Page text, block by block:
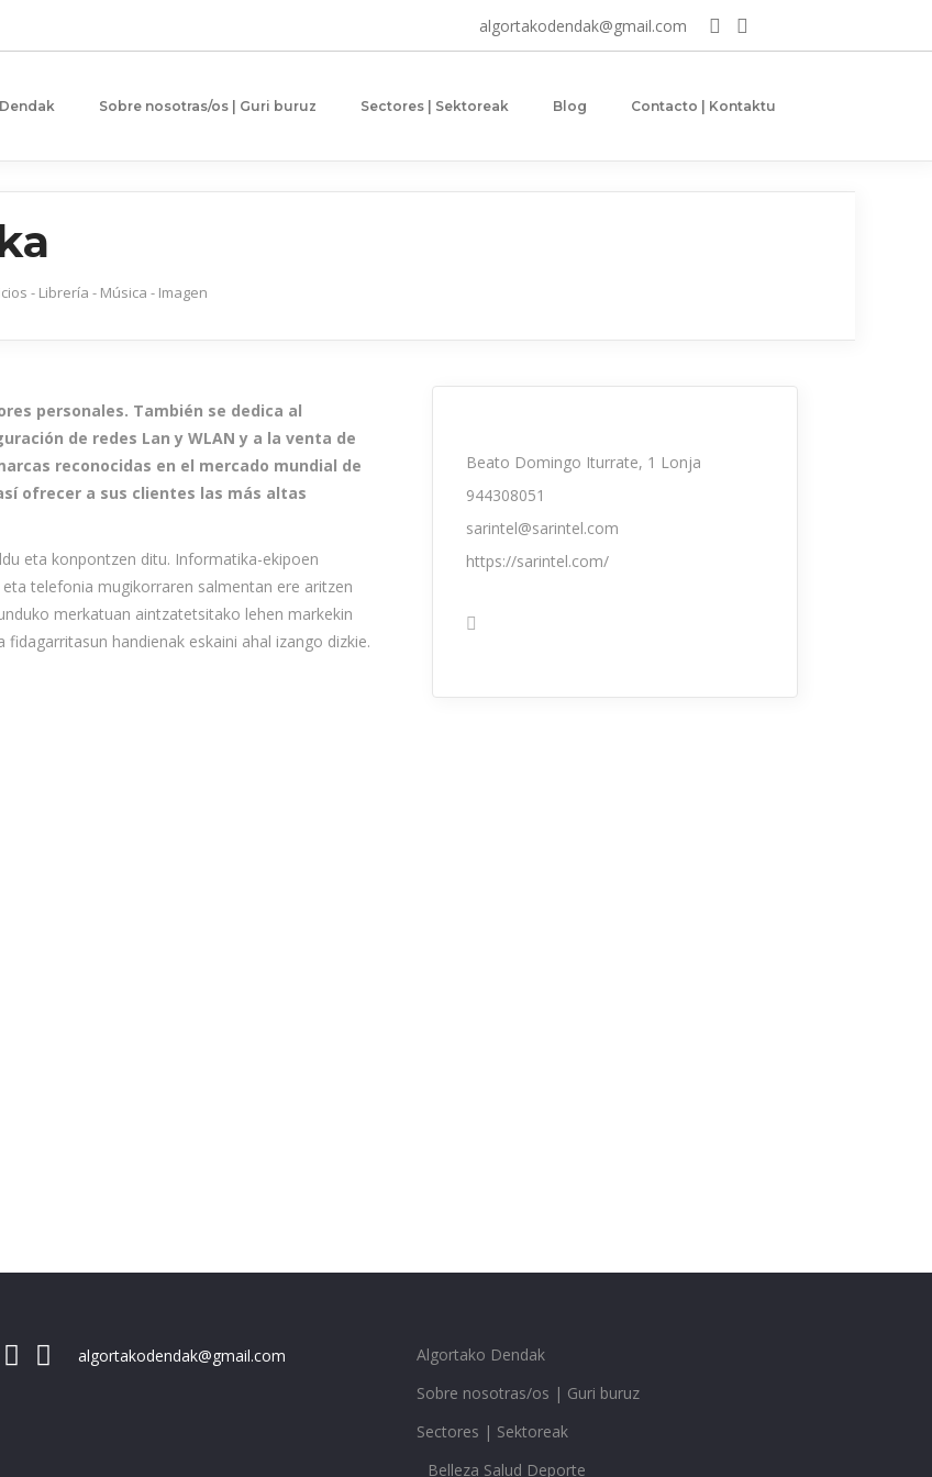
algortakodendak@gmail.com
Sobre nosotras/os | Guri buruz Sectores | Sektoreak Blog Contacto | Kontaktu
- Librería - Música - Imagen
personales. También se dedica al
de redes Lan y WLAN y a la venta de
reconocidas en el mercado mundial de
ofrecer a sus clientes las más altas
eta konpontzen ditu. Informatika-ekipoen
telefonia mugikorraren salmentan ere aritzen
merkatuan aintzatetsitako lehen markekin
handienak eskaini ahal izango dizkie.
Beato Domingo Iturrate, 1 Lonja
944308051
sarintel@sarintel.com
https://sarintel.com/
algortakodendak@gmail.com
Algortako Dendak
Sobre nosotras/os | Guri buruz
Sectores | Sektoreak
Belleza Salud Deporte